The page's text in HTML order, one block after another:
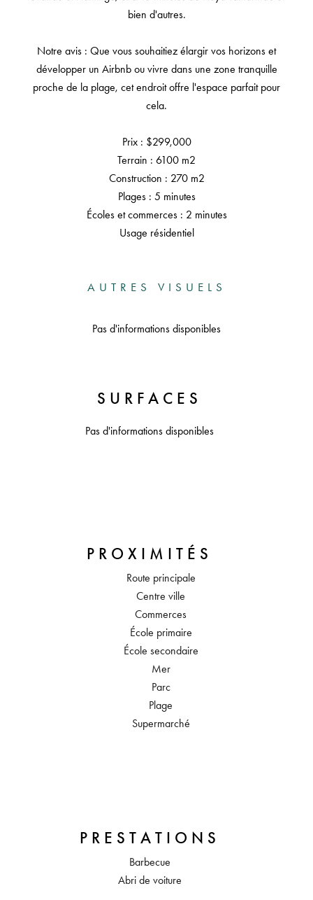
bien d'autres.
Notre avis : Que vous souhaitiez élargir vos horizons et
développer un Airbnb ou vivre dans une zone tranquille
proche de la plage, cet endroit offre l'espace parfait pour
cela.
Prix : $299,000
Terrain : 6100 m2
Construction : 270 m2
Plages : 5 minutes
Écoles et commerces : 2 minutes
Usage résidentiel
AUTRES VISUELS
Pas d'informations disponibles
SURFACES
Pas d'informations disponibles
PROXIMITÉS
Route principale
Centre ville
Commerces
École primaire
École secondaire
Mer
Parc
Plage
Supermarché
PRESTATIONS
Barbecue
Abri de voiture